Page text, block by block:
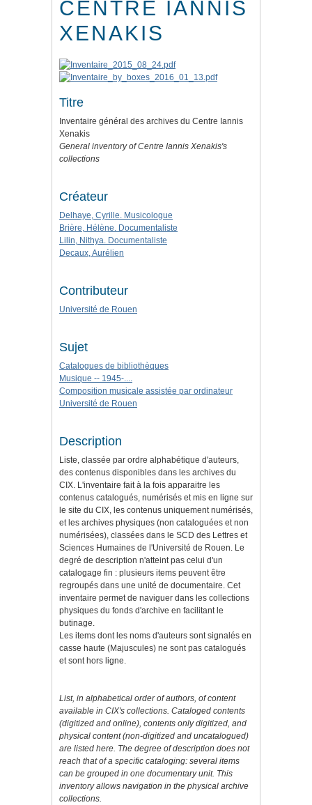
CENTRE IANNIS
XENAKIS
Titre
Inventaire général des archives du Centre Iannis
Xenakis
General inventory of Centre Iannis Xenakis's
collections
Créateur
Delhaye, Cyrille. Musicologue
Brière, Hélène. Documentaliste
Lilin, Nithya. Documentaliste
Decaux, Aurélien
Contributeur
Université de Rouen
Sujet
Catalogues de bibliothèques
Musique -- 1945-....
Composition musicale assistée par ordinateur
Université de Rouen
Description
Liste, classée par ordre alphabétique d'auteurs,
des contenus disponibles dans les archives du
CIX. L'inventaire fait à la fois apparaitre les
contenus catalogués, numérisés et mis en ligne sur
le site du CIX, les contenus uniquement numérisés,
et les archives physiques (non cataloguées et non
numérisées), classées dans le SCD des Lettres et
Sciences Humaines de l'Université de Rouen. Le
degré de description n'atteint pas celui d'un
catalogage fin : plusieurs items peuvent être
regroupés dans une unité de documentaire. Cet
inventaire permet de naviguer dans les collections
physiques du fonds d'archive en facilitant le
butinage.
Les items dont les noms d'auteurs sont signalés en
casse haute (Majuscules) ne sont pas catalogués
et sont hors ligne.
List, in alphabetical order of authors, ofcontent
available in CIX's collections. Cataloged contents
(digitized and online), contents only digitized, and
physical content (non-digitized and uncatalogued)
are listed here. The degree of description does not
reach that of a specific cataloging: several items
can be grouped in one documentary unit. This
inventory allows navigation in the physical archive
collections.